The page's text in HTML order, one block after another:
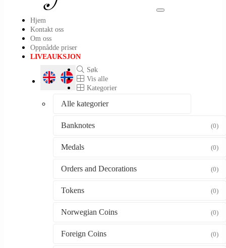
Toggle
Hjem
Kontakt oss
Om oss
Oppnådde priser
LIVEAUKSJON
Søk
Vis alle
Kategorier
Alle kategorier
Banknotes (0)
Medals (0)
Orders and Decorations (0)
Tokens (0)
Norwegian Coins (0)
Foreign Coins (0)